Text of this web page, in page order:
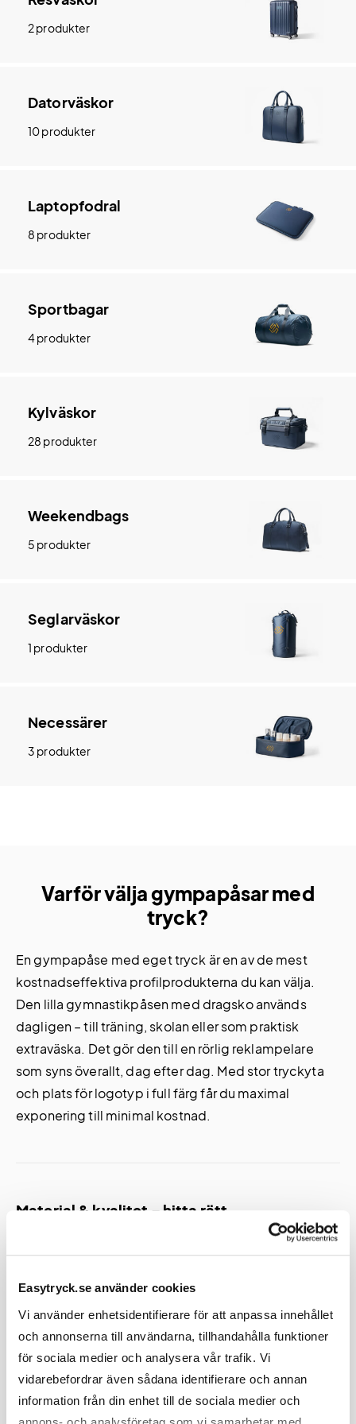
Easytryck.se använder cookies
Vi använder enhetsidentifierare för att anpassa innehållet
och annonserna till användarna, tillhandahålla funktioner
för sociala medier och analysera vår trafik. Vi
vidarebefordrar även sådana identifierare och annan
information från din enhet till de sociala medier och
2 produkter
Datorväskor
10 produkter
Laptopfodral
8 produkter
Sportbagar
4 produkter
Kylväskor
28 produkter
Weekendbags
5 produkter
Seglarväskor
1 produkter
Necessärer
3 produkter
Varför välja gympapåsar med
tryck?
En gympapåse med eget tryck är en av de mest
kostnadseffektiva profilprodukterna du kan välja.
Den lilla gymnastikpåsen med dragsko används
dagligen – till träning, skolan eller som praktisk
extraväska. Det gör den till en rörlig reklampelare
som syns överallt, dag efter dag. Med stor tryckyta
och plats för logotyp i full färg får du maximal
exponering till minimal kostnad.
Material & kvalitet – hitta rätt
och budget:
Polyester (210D)– Lättviktig och slitstark. Finns i upp till 12
färger. Perfekt som giveaway vid event och mässor.
Bomull (100 g/m²) – Naturlig känsla och klassisk look. PVC-fri
och allergivänlig i naturmodellen.
Ekologisk bomull (OCS-certifierad) – För er som prioriterar